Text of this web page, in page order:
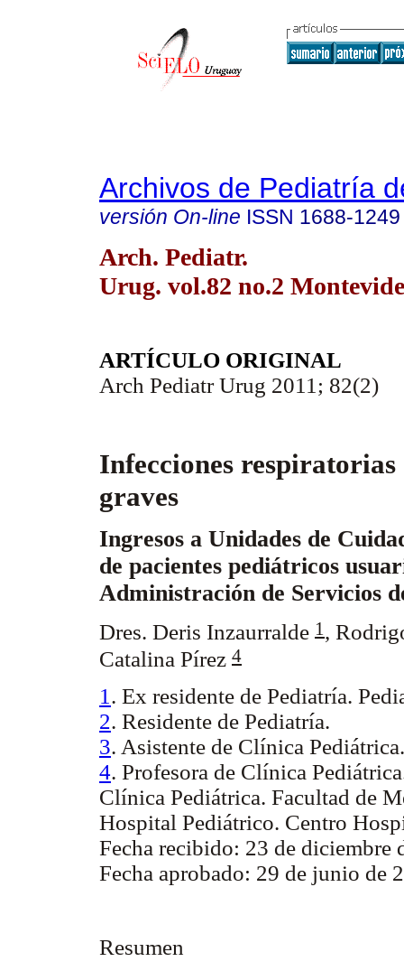
Archivos de Pediatría
versión On-line ISSN 1688-1249
Arch. Pediatr.
Urug. vol.82 no.2
ARTÍCULO ORIGINAL
Arch Pediatr Urug 2011; 82(2)
Infecciones respiratorias
graves
Ingresos a Unidades de
de pacientes pediátricos
Administración de Servicios
Dres. Deris Inzaurralde 1 ,
Catalina Pírez 4
1 . Ex residente de Pediatría.
2. Residente de Pediatría.
3. Asistente de Clínica Pediátrica.
4. Profesora de Clínica
Clínica Pediátrica. Facultad de
Hospital Pediátrico. Centro
Fecha recibido: 23 de diciembre
Fecha aprobado: 29 de junio de
Resumen